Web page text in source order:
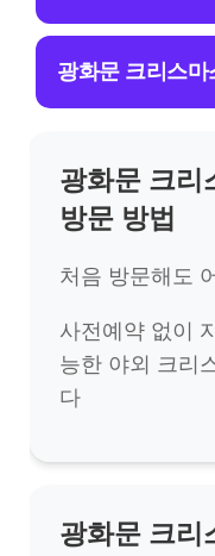
광화문 크리스마
광화문 크리
방문 방법
처음 방문해도
사전예약 없이
능한 야외 크리
다
광화문 크리